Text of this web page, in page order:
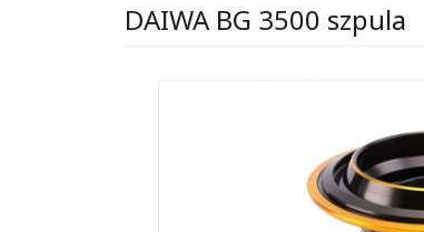
DAIWA BG 3500 szpula